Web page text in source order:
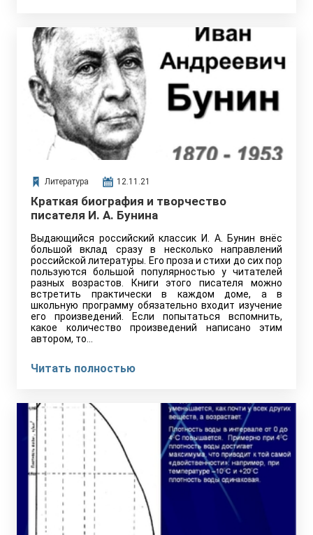
Литература 12.11.21
Краткая биография и творчество
писателя И. А. Бунина
Выдающийся российский классик И. А. Бунин внёс
большой вклад сразу в несколько направлений
российской литературы. Его проза и стихи до сих пор
пользуются большой популярностью у читателей
разных возрастов. Книги этого писателя можно
встретить практически в каждом доме, а в
школьную программу обязательно входит изучение
его произведений. Если попытаться вспомнить,
какое количество произведений написано этим
автором, то…
Читать полностью